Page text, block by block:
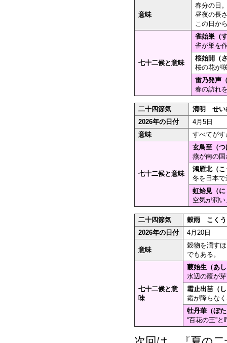
意味
春分の日
昼夜の長
この日か
七十二候と意味
雀始巣（
雀が巣を
桜始開（
桜の花が
雷乃発声
春の訪れ
二十四節気
清明 せい
2026年の日付
4月5日
意味
すべてが
七十二候と意味
玄鳥至（
燕が南の
鴻雁北（
冬を日本
虹始見（
空気が潤
二十四節気
穀雨 こくう
2026年の日付
4月20日
意味
穀物を潤す
でもある。
七十二候と意
味
葭始生（あ
水辺の葭が
霜止出苗（
霜が降らな
牡丹華（ぼ
“百花の王”